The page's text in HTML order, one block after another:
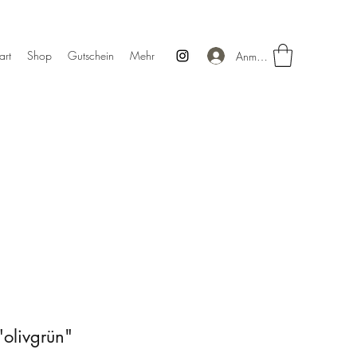
Shop Gutschein Mehr Anmelden